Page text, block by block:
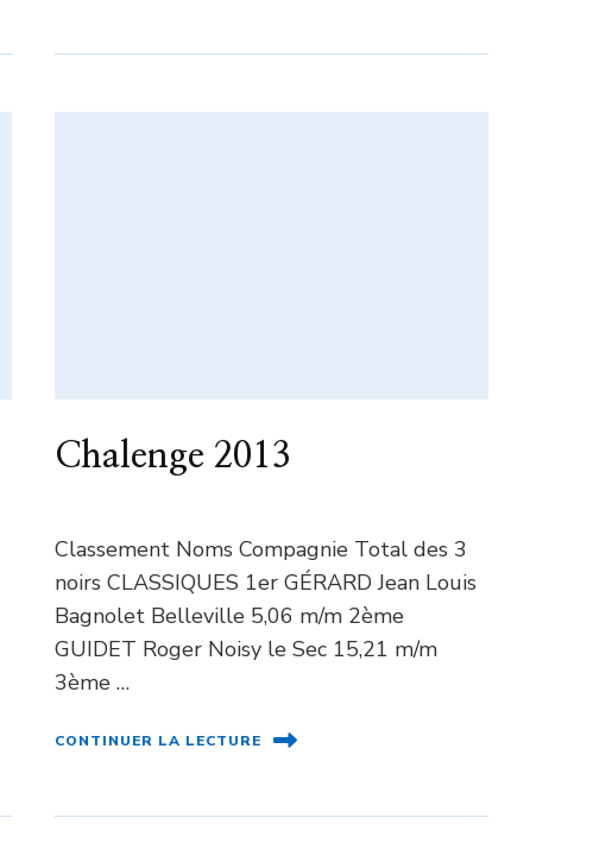
Chalenge 2013
Classement Noms Compagnie Total des 3
noirs CLASSIQUES 1er GÉRARD Jean Louis
Bagnolet Belleville 5,06 m/m 2ème
GUIDET Roger Noisy le Sec 15,21 m/m
3ème …
CONTINUER LA LECTURE